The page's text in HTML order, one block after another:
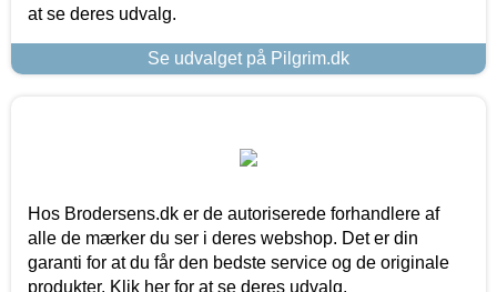
at se deres udvalg.
Se udvalget på Pilgrim.dk
Hos Brodersens.dk er de autoriserede forhandlere af
alle de mærker du ser i deres webshop. Det er din
garanti for at du får den bedste service og de originale
produkter. Klik her for at se deres udvalg.